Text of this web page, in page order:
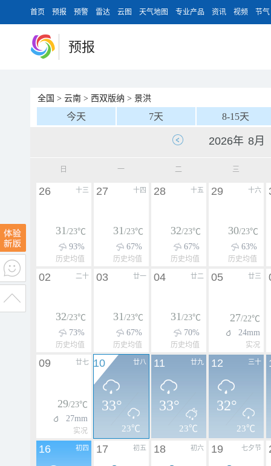
首页 预报 预警 雷达 云图 天气地图 专业产品 资讯 视频 节气
预报
全国 > 云南 > 西双版纳 > 景洪
今天 7天 8-15天
日 一 二 三
十三
26
31/23℃
93%
历史均值
十四
27
31/23℃
67%
历史均值
十五
28
32/23℃
67%
历史均值
十六
29
30/23℃
63%
历史均值
二十
02
32/23℃
73%
历史均值
廿一
03
31/23℃
67%
历史均值
廿二
04
31/23℃
70%
历史均值
廿三
05
27/22℃
24mm
实况
廿七
09
29/23℃
27mm
实况
廿八
10
33°
23℃
廿九
11
33°
23℃
三十
12
32°
23℃
初四
16 初五
17 初六
18 七夕节
19